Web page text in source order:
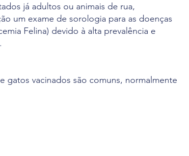
já adultos ou animais de rua,
um exame de sorologia para as doenças
Felina) devido à alta prevalência e
vacinados são comuns, normalmente